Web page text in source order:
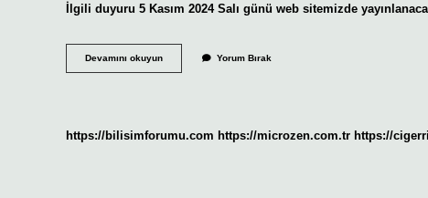
İlgili duyuru 5 Kasım 2024 Salı günü web sitemizde
Devamını okuyunÇelikel
Vakfı
Yorum Bırak
https://bilisimforumu.com https://microzen.com.tr https://